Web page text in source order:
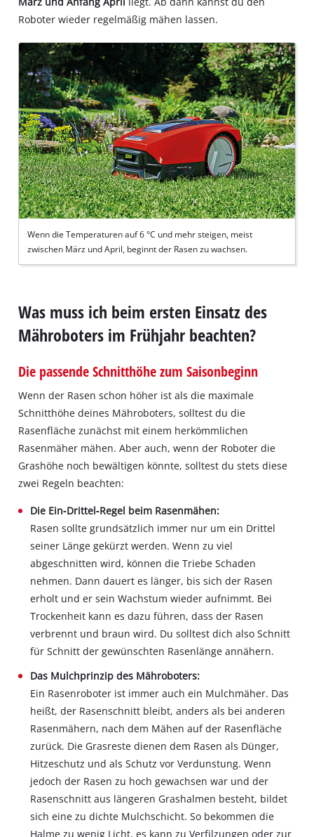
Roboter wieder regelmäßig mähen lassen.
Wenn die Temperaturen auf 6 °C und mehr steigen, meist
zwischen März und April, beginnt der Rasen zu wachsen.
Was muss ich beim ersten Einsatz des
Mähroboters im Frühjahr beachten?
Die passende Schnitthöhe zum Saisonbeginn
Wenn der Rasen schon höher ist als die maximale
Schnitthöhe deines Mähroboters, solltest du die
Rasenfläche zunächst mit einem herkömmlichen
Rasenmäher mähen. Aber auch, wenn der Roboter die
Grashöhe noch bewältigen könnte, solltest du stets diese
zwei Regeln beachten:
Die Ein‐Drittel‐Regel beim Rasenmähen:
Rasen sollte grundsätzlich immer nur um ein Drittel
seiner Länge gekürzt werden. Wenn zu viel
abgeschnitten wird, können die Triebe Schaden
nehmen. Dann dauert es länger, bis sich der Rasen
erholt und er sein Wachstum wieder aufnimmt. Bei
Trockenheit kann es dazu führen, dass der Rasen
verbrennt und braun wird. Du solltest dich also Schnitt
für Schnitt der gewünschten Rasenlänge annähern.
Das Mulchprinzip des Mähroboters:
Ein Rasenroboter ist immer auch ein Mulchmäher. Das
heißt, der Rasenschnitt bleibt, anders als bei anderen
Rasenmähern, nach dem Mähen auf der Rasenfläche
zurück. Die Grasreste dienen dem Rasen als Dünger,
Hitzeschutz und als Schutz vor Verdunstung. Wenn
jedoch der Rasen zu hoch gewachsen war und der
Rasenschnitt aus längeren Grashalmen besteht, bildet
sich eine zu dichte Mulchschicht. So bekommen die
Halme zu wenig Licht, es kann zu Verfilzungen oder zur